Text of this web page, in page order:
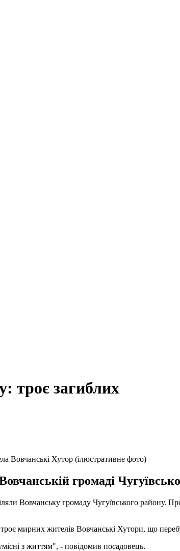
троє загиблих
Вовчанські Хутор (ілюстративне фото)
громаді
Вовчанську громаду Чугуївського району.
мирних жителів Вовчанські Хутори, що
з життям", - повідомив посадовець.